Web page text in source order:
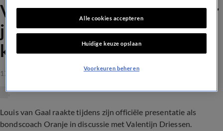
Van Gaal vs. Valentijn: 'Waar
jij het altijd over hebt in je
krantje'
17 aug 2021, 19:04
Louis van Gaal raakte tijdens zijn officiële presentatie als
bondscoach Oranje in discussie met Valentijn Driessen.
Alle cookies accepteren
Huidige keuze opslaan
Voorkeuren beheren